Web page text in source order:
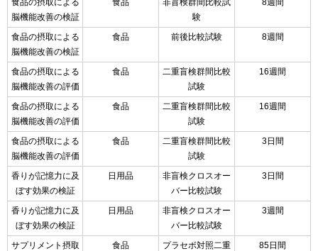
脳機能改善の検証
験
食品の摂取による
脳機能改善の検証
食品 前後比較試験 8週間
食品の摂取による
脳機能改善の評価
食品
二重盲検群間比較
試験
16週間
食品の摂取による
脳機能改善の評価
食品
二重盲検群間比較
試験
16週間
食品の摂取による
脳機能改善の評価
食品
二重盲検群間比較
試験
3日間
香りが記憶力に及
ぼす効果の検証
日用品
非盲検クロスオー
バー比較試験
3日間
香りが記憶力に及
ぼす効果の検証
日用品
非盲検クロスオー
バー比較試験
3週間
サプリメント摂取
食品
プラセボ対照二重
85日間